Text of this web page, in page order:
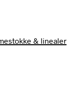
& linealer